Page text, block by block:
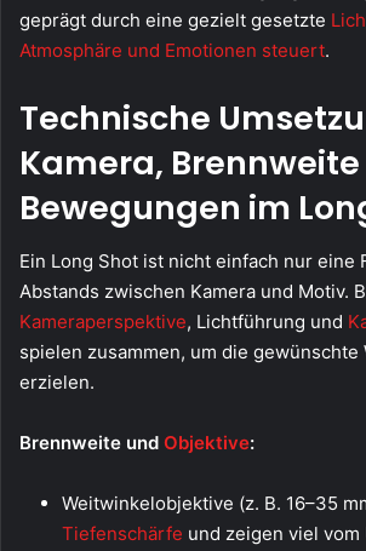
geprägt durch eine gezielt gesetzte
Atmosphäre und Emotionen steuert.
Technische
Kamera,
Bewegungen im
Ein Long Shot ist nicht einfach nur eine
Abstands zwischen Kamera und Motiv.
Kameraperspektive, Lichtführung und
spielen zusammen, um die gewünschte
erzielen.
Brennweite und Objektive:
Weitwinkelobjektive (z. B. 16–35
Tiefenschärfe und zeigen viel vom